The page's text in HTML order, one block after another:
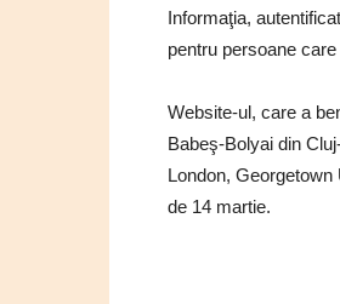
Informaţia,
pentru persoane
Website-ul, care a
Babeş-Bolyai din
London,
de 14 martie.